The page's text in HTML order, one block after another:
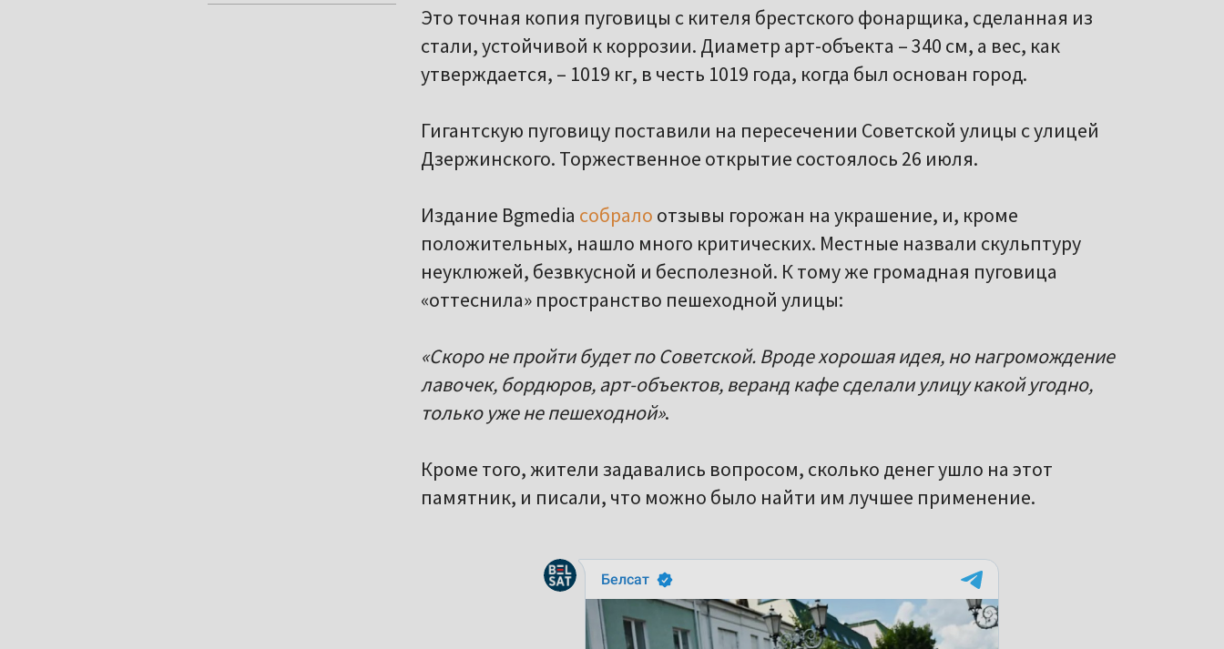
Это точная копия пуговицы с кителя брестского фонарщика, сделанная из
стали, устойчивой к коррозии. Диаметр арт-объекта – 340 см, а вес, как
утверждается, – 1019 кг, в честь 1019 года, когда был основан город.
Гигантскую пуговицу поставили на пересечении Советской улицы с улицей
Дзержинского. Торжественное открытие состоялось 26 июля.
Издание Bgmedia собрало отзывы горожан на украшение, и, кроме
положительных, нашло много критических. Местные назвали скульптуру
неуклюжей, безвкусной и бесполезной. К тому же громадная пуговица
«оттеснила» пространство пешеходной улицы:
«Скоро не пройти будет по Советской. Вроде хорошая идея, но нагромождение
лавочек, бордюров, арт-объектов, веранд кафе сделали улицу какой угодно,
только уже не пешеходной».
Кроме того, жители задавались вопросом, сколько денег ушло на этот
памятник, и писали, что можно было найти им лучшее применение.